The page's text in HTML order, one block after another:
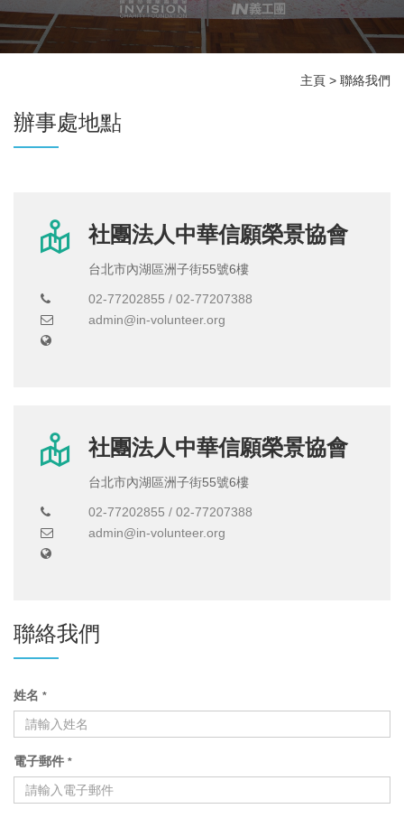
主頁 > 聯絡我們
辦事處地點
社團法人中華信願榮景協會
台北市內湖區洲子街55號6樓
02-77202855 / 02-77207388
admin@in-volunteer.org
社團法人中華信願榮景協會
台北市內湖區洲子街55號6樓
02-77202855 / 02-77207388
admin@in-volunteer.org
聯絡我們
姓名 *
電子郵件 *